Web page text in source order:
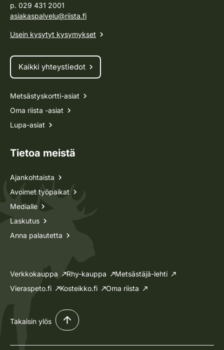
p. 029 431 2001
asiakaspalvelu@riista.fi
Usein kysytyt kysymykset
Kaikki yhteystiedot
Metsästyskortti-asiat
Oma riista -asiat
Lupa-asiat
Tietoa meistä
Ajankohtaista
Avoimet työpaikat
Medialle
Laskutus
Anna palautetta
Verkkokauppa Rhy-kauppa
Metsästäjä-lehti
Vieraspeto.fi
Kosteikko.fi Oma riista
Takaisin ylös